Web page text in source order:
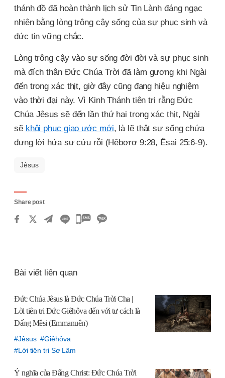
thánh đồ đã hoàn thành lịch sử Tin Lành đáng ngạc
nhiên bằng lòng trông cậy sống của sự phục sinh và
đức tin vững chắc.
Lòng trông cậy vào sự sống đời đời và sự phục sinh
mà đích thân Đức Chúa Trời đã làm gương khi Ngài
đến trong xác thịt, giờ đây cũng đang hiệu nghiệm
vào thời đại này. Vì Kinh Thánh tiên tri rằng Đức
Chúa Jêsus sẽ đến lần thứ hai trong xác thịt, Ngài
sẽ khôi phục giao ước mới, là lẽ thật sự sống chứa
đựng lời hứa sự cứu rỗi (Hêbơrơ 9:28, Êsai 25:6-9).
Jêsus
Share post
카
하
Bài viết liên quan
Đức Chúa Jêsus là Đức Chúa Trời Cha |
Lời tiên tri Đức Giêhôva đến với tư cách là
Đấng Mêsi (Emmanuên)
Jêsus
Giêhôva
Lời tiên tri Sơ Lâm
Ý nghĩa của Đấng Christ: Đức Chúa Trời